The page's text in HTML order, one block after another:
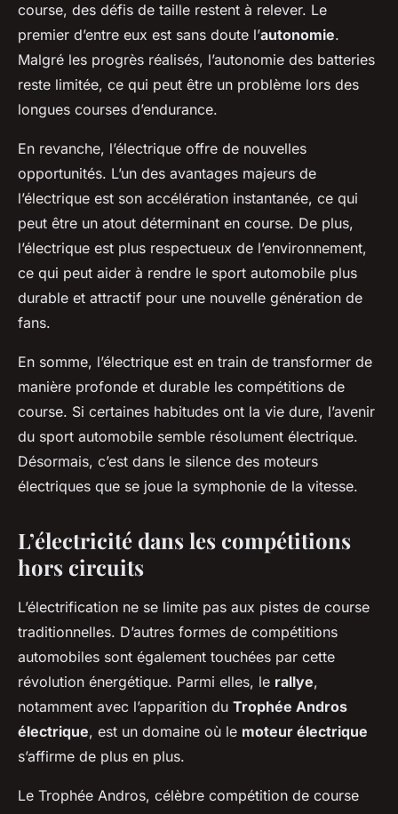
course, des défis de taille restent à relever. Le
premier d’entre eux est sans doute l’autonomie.
Malgré les progrès réalisés, l’autonomie des batteries
reste limitée, ce qui peut être un problème lors des
longues courses d’endurance.
En revanche, l’électrique offre de nouvelles
opportunités. L’un des avantages majeurs de
l’électrique est son accélération instantanée, ce qui
peut être un atout déterminant en course. De plus,
l’électrique est plus respectueux de l’environnement,
ce qui peut aider à rendre le sport automobile plus
durable et attractif pour une nouvelle génération de
fans.
En somme, l’électrique est en train de transformer de
manière profonde et durable les compétitions de
course. Si certaines habitudes ont la vie dure, l’avenir
du sport automobile semble résolument électrique.
Désormais, c’est dans le silence des moteurs
électriques que se joue la symphonie de la vitesse.
L’électricité dans les compétitions
hors circuits
L’électrification ne se limite pas aux pistes de course
traditionnelles. D’autres formes de compétitions
automobiles sont également touchées par cette
révolution énergétique. Parmi elles, le rallye,
notamment avec l’apparition du Trophée Andros
électrique, est un domaine où le moteur électrique
s’affirme de plus en plus.
Le Trophée Andros, célèbre compétition de course